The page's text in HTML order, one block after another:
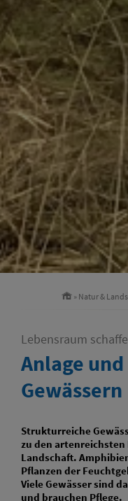
» Natur &
Lebensraum
Anlage
Gewässern
Strukturreiche
zu den
Landschaft.
Pflanzen der
Viele Gewässer sind
und brauchen Pflege.